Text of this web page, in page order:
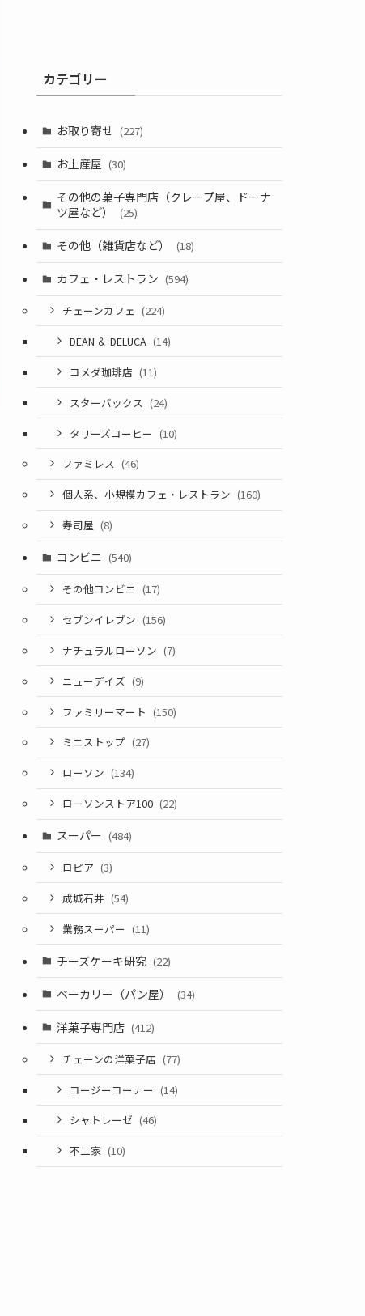
カテゴリー
お取り寄せ (227)
お土産屋 (30)
その他の菓子専門店（クレープ屋、ドーナ
ツ屋など）
(25)
その他（雑貨店など） (18)
カフェ・レストラン (594)
チェーンカフェ (224)
DEAN ＆ DELUCA (14)
コメダ珈琲店 (11)
スターバックス (24)
タリーズコーヒー (10)
ファミレス (46)
個人系、小規模カフェ・レストラン (160)
寿司屋 (8)
コンビニ (540)
その他コンビニ (17)
セブンイレブン (156)
ナチュラルローソン (7)
ニューデイズ (9)
ファミリーマート (150)
ミニストップ (27)
ローソン (134)
ローソンストア100 (22)
スーパー (484)
ロピア (3)
成城石井 (54)
業務スーパー (11)
チーズケーキ研究 (22)
ベーカリー（パン屋） (34)
洋菓子専門店 (412)
チェーンの洋菓子店 (77)
コージーコーナー (14)
シャトレーゼ (46)
不二家 (10)